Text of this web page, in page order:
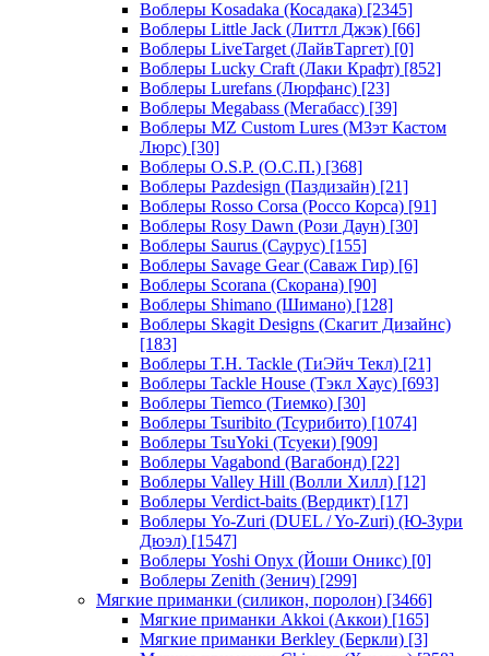
Воблеры Kosadaka (Косадака) [2345]
Воблеры Little Jack (Литтл Джэк) [66]
Воблеры LiveTarget (ЛайвТаргет) [0]
Воблеры Lucky Craft (Лаки Крафт) [852]
Воблеры Lurefans (Люрфанс) [23]
Воблеры Megabass (Мегабасс) [39]
Воблеры MZ Custom Lures (МЗэт Кастом
Люрс) [30]
Воблеры O.S.P. (О.С.П.) [368]
Воблеры Pazdesign (Паздизайн) [21]
Воблеры Rosso Corsa (Россо Корса) [91]
Воблеры Rosy Dawn (Рози Даун) [30]
Воблеры Saurus (Саурус) [155]
Воблеры Savage Gear (Саваж Гир) [6]
Воблеры Scorana (Скорана) [90]
Воблеры Shimano (Шимано) [128]
Воблеры Skagit Designs (Скагит Дизайнс)
[183]
Воблеры T.H. Tackle (ТиЭйч Текл) [21]
Воблеры Tackle House (Тэкл Хаус) [693]
Воблеры Tiemco (Тиемко) [30]
Воблеры Tsuribito (Тсурибито) [1074]
Воблеры TsuYoki (Тсуеки) [909]
Воблеры Vagabond (Вагабонд) [22]
Воблеры Valley Hill (Волли Хилл) [12]
Воблеры Verdict-baits (Вердикт) [17]
Воблеры Yo-Zuri (DUEL / Yo-Zuri) (Ю-Зури
Дюэл) [1547]
Воблеры Yoshi Onyx (Йоши Оникс) [0]
Воблеры Zenith (Зенич) [299]
Мягкие приманки (силикон, поролон) [3466]
Мягкие приманки Akkoi (Аккои) [165]
Мягкие приманки Berkley (Беркли) [3]